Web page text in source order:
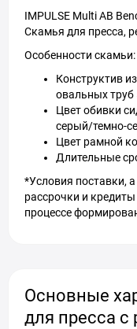
IMPULSE Multi AB
Скамья для пресса,
Особенности скамьи:
Конструктив
овальных труб
Цвет обивки
серый/темно-
Цвет рамной
Длительные
*Условия поставки,
рассрочки и
процессе
Основные
для пресса с